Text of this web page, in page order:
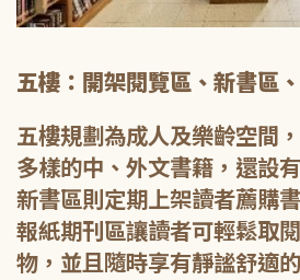
五樓：開架閱覽區、新書區
五樓規劃為成人及樂齡空間
多樣的中、外文書籍，還設
新書區則定期上架讀者薦購
報紙期刊區讓讀者可輕鬆取
物，並且隨時享有靜謐舒適